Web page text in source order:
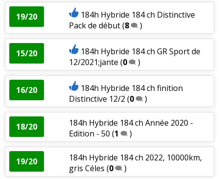
19/20
184h Hybride 184 ch Distinctive
Pack de début(8 )
15/20
184h Hybride 184 ch GR Sport de
12/2021;jante (0 )
16/20
184h Hybride 184 ch finition
Distinctive 12/2 (0 )
18/20
184h Hybride 184 ch Année 2020 -
Edition - 50 (1 )
19/20
184h Hybride 184 ch 2022, 10000km,
gris Céles (0 )